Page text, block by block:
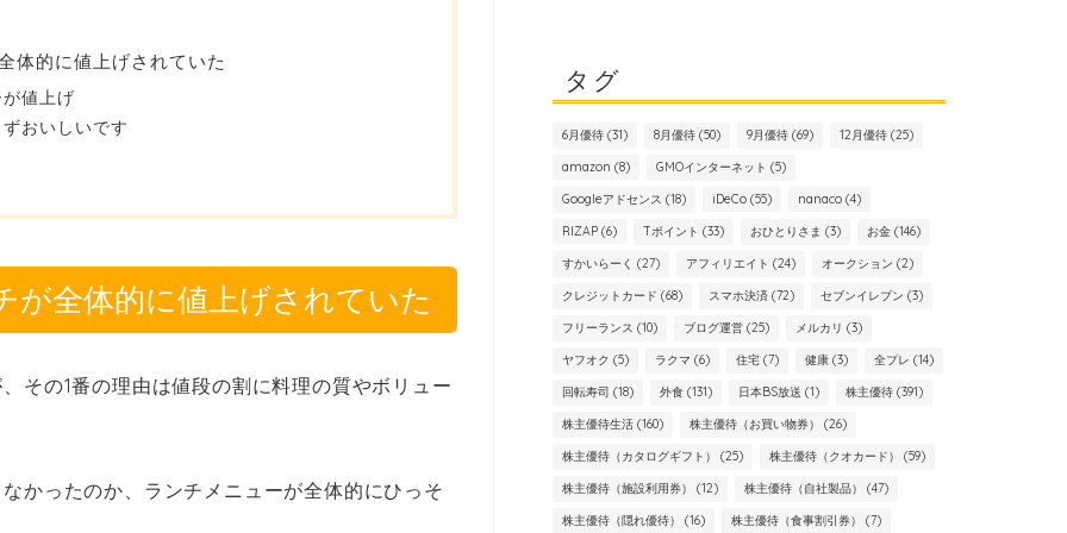
体的に値上げされていた
値上げ
おいしいです
が全体的に値上げされていた
その1番の理由は値段の割に料理の質やボリュー
かったのか、ランチメニューが全体的にひっそ
タグ
6月優待(31) 8月優待(50) 9月優待(69) 12月優待(25)
amazon (8) GMOインターネット (5)
Googleアドセンス (18) iDeCo(55) nanaco(4)
RIZAP(6) Tポイント (33) おひとりさま (3) お金(146)
すかいらーく (27) アフィリエイト (24) オークション (2)
クレジットカード (68) スマホ決済(72) セブンイレブン (3)
フリーランス (10) ブログ運営(25) メルカリ (3)
ヤフオク (5) ラクマ (6) 住宅(7) 健康(3) 全プレ (14)
回転寿司 (18) 外食(131) 日本BS放送 (1) 株主優待(391)
株主優待生活(160) 株主優待（お買い物券） (26)
株主優待（カタログギフト） (25) 株主優待（クオカード） (59)
株主優待（施設利用券） (12) 株主優待（自社製品） (47)
株主優待（隠れ優待） (16) 株主優待（食事割引券） (7)